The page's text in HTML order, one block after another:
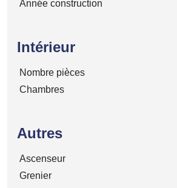
Année construction
Intérieur
Nombre pièces
Chambres
Autres
Ascenseur
Grenier